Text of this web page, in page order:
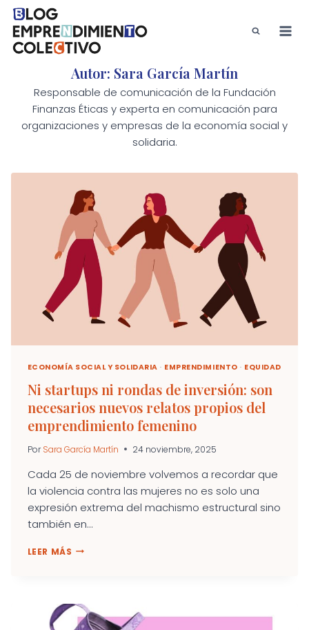
Saltar
contenido
Autor: Sara García Martín
Responsable de comunicación de la Fundación
Finanzas Éticas y experta en comunicación para
organizaciones y empresas de la economía social y
solidaria.
ECONOMÍA SOCIAL Y SOLIDARIA · EMPRENDIMIENTO · EQUIDAD
Ni startups ni rondas de inversión: son
necesarios nuevos relatos propios del
emprendimiento femenino
Por Sara García Martín 24 noviembre, 2025
Cada 25 de noviembre volvemos a recordar que
la violencia contra las mujeres no es solo una
expresión extrema del machismo estructural sino
también en...
LEER MÁS NI
DE
INVERSIÓN:
SON